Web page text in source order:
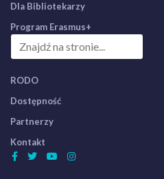
Dla Bibliotekarzy
Program Erasmus+
RODO
Dostępność
Partnerzy
Kontakt